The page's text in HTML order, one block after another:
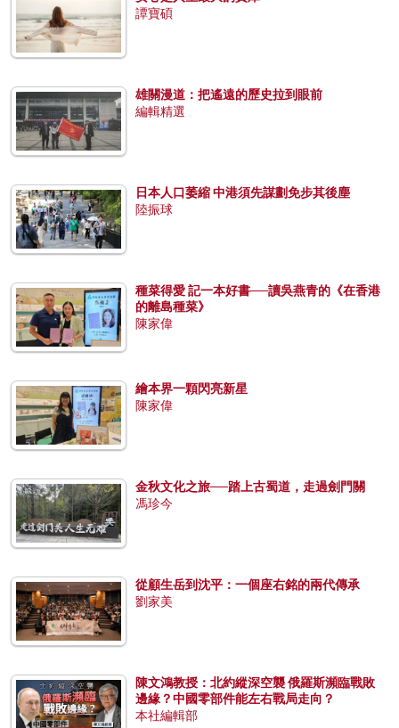
譚寶碩
雄關漫道：把遙遠的歷史拉到眼前
編輯精選
日本人口萎縮 中港須先謀劃免步其後塵
陸振球
種菜得愛 記一本好書──讀吳燕青的《在香港
的離島種菜》
陳家偉
繪本界一顆閃亮新星
陳家偉
金秋文化之旅──踏上古蜀道，走過劍門關
馮珍今
從顧生岳到沈平：一個座右銘的兩代傳承
劉家美
陳文鴻教授：北約縱深空襲 俄羅斯瀕臨戰敗
邊緣？中國零部件能左右戰局走向？
本社編輯部